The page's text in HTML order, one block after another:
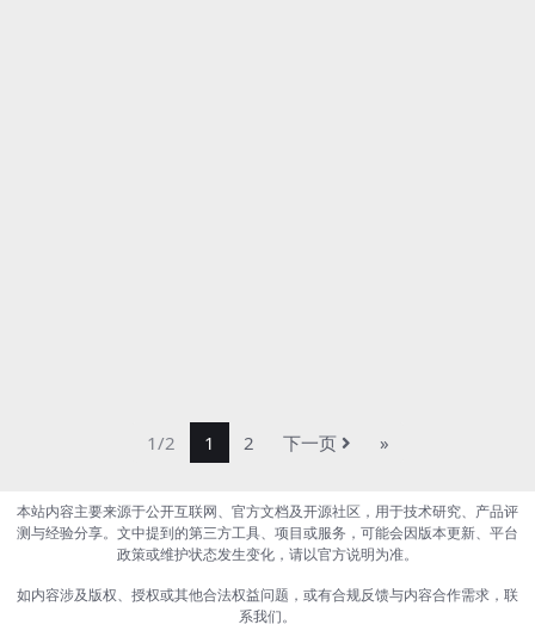
1/2 1 2 下一页 »
本站内容主要来源于公开互联网、官方文档及开源社区，用于技术研究、产品评
测与经验分享。文中提到的第三方工具、项目或服务，可能会因版本更新、平台
政策或维护状态发生变化，请以官方说明为准。
如内容涉及版权、授权或其他合法权益问题，或有合规反馈与内容合作需求，联
系我们。